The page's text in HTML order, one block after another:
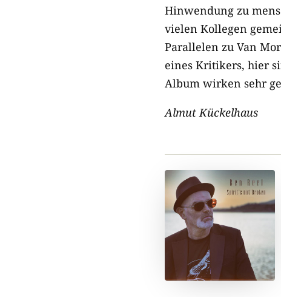
Hinwendung zu
vielen Kollegen
Parallelen zu Van
eines Kritikers, hier
Album wirken sehr
Almut Kückelhaus